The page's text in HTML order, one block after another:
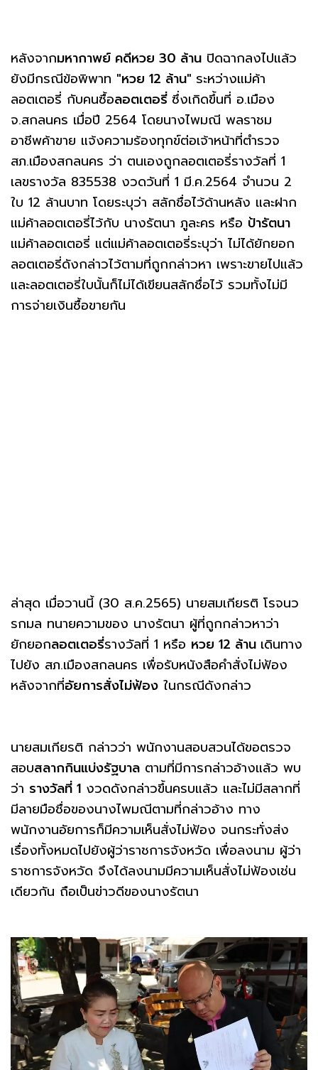
หลังจากมหากาพย์ คดีหวย 30 ล้าน ปิดฉากลงไปแล้ว
ยังมีกรณีข้อพิพาท "หวย 12 ล้าน" ระหว่างแม่ค้า
ลอตเตอรี่ กับคนซื้อลอตเตอรี่ ซึ่งเกิดขึ้นที่ อ.เมือง
จ.สกลนคร เมื่อปี 2564 โดยนางไพมณี พลราชม
อาชีพค้าขาย แจ้งความร้องทุกข์ต่อเจ้าหน้าที่ตำรวจ
สภ.เมืองสกลนคร ว่า ตนเองถูกลอตเตอรี่รางวัลที่ 1
เลขรางวัล 835538 งวดวันที่ 1 มี.ค.2564 จำนวน 2
ใบ 12 ล้านบาท โดยระบุว่า สลักชื่อไว้ด้านหลัง และฝาก
แม่ค้าลอตเตอรี่ไว้กับ นางรัตนา ภูละคร หรือ ป้ารัตนา
แม่ค้าลอตเตอรี่ แต่แม่ค้าลอตเตอรี่ระบุว่า ไม่ได้ยักยอก
ลอตเตอรี่ดังกล่าวไว้ตามที่ถูกกล่าวหา เพราะขายไปแล้ว
และลอตเตอรี่ใบนั้นก็ไม่ได้เขียนสลักชื่อไว้ รวมทั้งไม่มี
การจ่ายเงินซื้อขายกัน
ล่าสุด เมื่อวานนี้ (30 ส.ค.2565) นายสมเกียรติ โรจนว
รกมล ทนายความของ นางรัตนา ผู้ที่ถูกกล่าวหาว่า
ยักยอกลอตเตอรี่รางวัลที่ 1 หรือ หวย 12 ล้าน เดินทาง
ไปยัง สภ.เมืองสกลนคร เพื่อรับหนังสือคำสั่งไม่ฟ้อง
หลังจากที่อัยการสั่งไม่ฟ้อง ในกรณีดังกล่าว
นายสมเกียรติ กล่าวว่า พนักงานสอบสวนได้ขอตรวจ
สอบสลากกินแบ่งรัฐบาล ตามที่มีการกล่าวอ้างแล้ว พบ
ว่า รางวัลที่ 1 งวดดังกล่าวขึ้นครบแล้ว และไม่มีสลากที่
มีลายมือชื่อของนางไพมณีตามที่กล่าวอ้าง ทาง
พนักงานอัยการก็มีความเห็นสั่งไม่ฟ้อง จนกระทั่งส่ง
เรื่องทั้งหมดไปยังผู้ว่าราชการจังหวัด เพื่อลงนาม ผู้ว่า
ราชการจังหวัด จึงได้ลงนามมีความเห็นสั่งไม่ฟ้องเช่น
เดียวกัน ถือเป็นข่าวดีของนางรัตนา